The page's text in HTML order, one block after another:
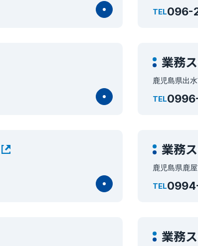
TEL096-
業務
鹿児島県出
TEL
業務
鹿児島県鹿
TEL
業務